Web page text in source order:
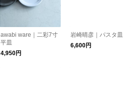
awabi ware｜二彩7寸
平皿
4,950円
岩崎晴彦｜パスタ皿
6,600円